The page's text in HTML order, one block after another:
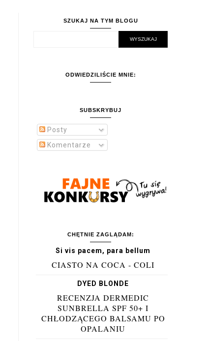
SZUKAJ NA TYM BLOGU
ODWIEDZILIŚCIE MNIE:
SUBSKRYBUJ
Posty
Komentarze
CHĘTNIE ZAGLĄDAM:
Si vis pacem, para bellum
CIASTO NA COCA - COLI
DYED BLONDE
RECENZJA DERMEDIC
SUNBRELLA SPF 50+ I
CHŁODZĄCEGO BALSAMU PO
OPALANIU